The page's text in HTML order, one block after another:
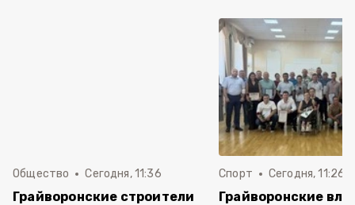
Общество Сегодня, 11:36
Грайворонские строители
Спорт Сегодня, 11:26
Грайворонские